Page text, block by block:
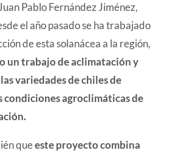
Pablo Fernández Jiménez,
el año pasado se ha trabajado
de esta solanácea a la región,
un trabajo de aclimatación y
variedades de chiles de
condiciones agroclimáticas de
queeste proyecto combina